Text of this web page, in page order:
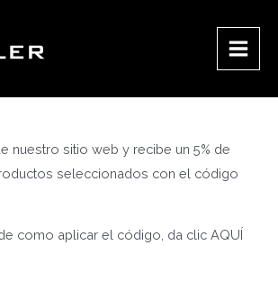
Main
nuestro sitio web y recibe un 5% de
seleccionados con el código
como aplicar el código, da clicAQUÍ